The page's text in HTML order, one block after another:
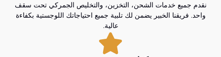
نقدم جميع خدمات الشحن، التخزين، والتخليص الجمركي تحت سقف
واحد. فريقنا الخبير يضمن لك تلبية جميع احتياجاتك اللوجستية بكفاءة
عالية.